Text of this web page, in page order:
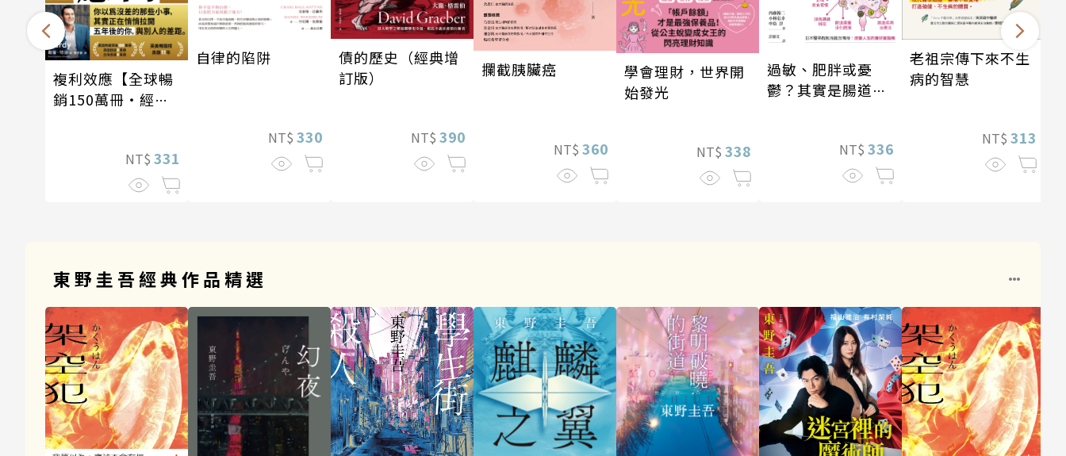
複利效應【全球暢
銷150萬冊・經典
NT$ 331
自律的陷阱
NT$ 330
債的歷史（經典增
訂版）
NT$ 390
攔截胰臟癌
NT$ 360
學會理財，世界開
始發光
NT$ 338
過敏、肥胖或憂
鬱？其實是腸道菌
NT$ 336
老祖宗傳下來不生
病的智慧
NT$ 313
東野圭吾經典作品精選